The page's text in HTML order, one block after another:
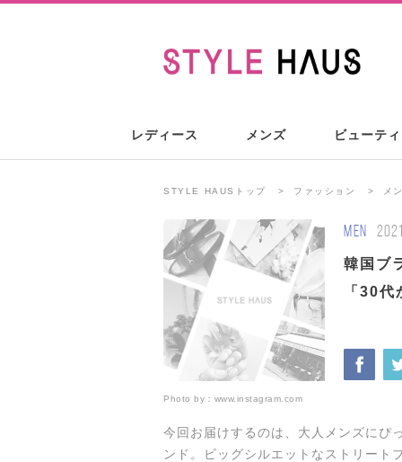
レディース メンズ ビューテ
STYLE HAUSトップ ファッション メ
MEN
韓国ブ
「30
Photo by： www.instagram.com
今回お届けするのは、大人メンズにぴ
ンド。ビッグシルエットなストリート